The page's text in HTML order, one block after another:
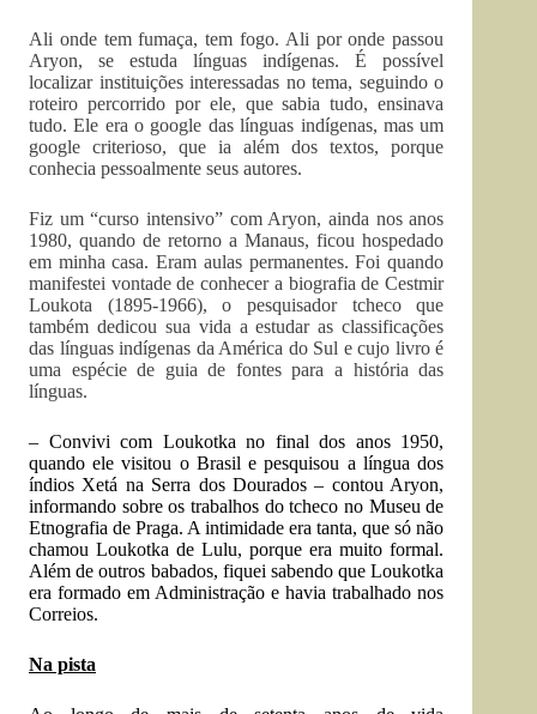
Ali onde tem fumaça, tem fogo. Ali por onde passou
Aryon, se estuda línguas indígenas. É possível
localizar instituições interessadas no tema, seguindo o
roteiro percorrido por ele, que sabia tudo, ensinava
tudo. Ele era o google das línguas indígenas, mas um
google criterioso, que ia além dos textos, porque
conhecia pessoalmente seus autores.
Fiz um “curso intensivo” com Aryon, ainda nos anos
1980, quando de retorno a Manaus, ficou hospedado
em minha casa. Eram aulas permanentes. Foi quando
manifestei vontade de conhecer a biografia de Cestmir
Loukota (1895-1966), o pesquisador tcheco que
também dedicou sua vida a estudar as classificações
das línguas indígenas da América do Sul e cujo livro é
uma espécie de guia de fontes para a história das
línguas.
– Convivi com Loukotka no final dos anos 1950,
quando ele visitou o Brasil e pesquisou a língua dos
índios Xetá na Serra dos Dourados – contou Aryon,
informando sobre os trabalhos do tcheco no Museu de
Etnografia de Praga. A intimidade era tanta, que só não
chamou Loukotka de Lulu, porque era muito formal.
Além de outros babados, fiquei sabendo que Loukotka
era formado em Administração e havia trabalhado nos
Correios.
Na pista